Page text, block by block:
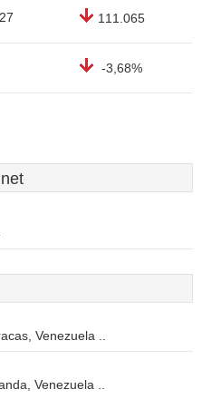
111.065
-3,68%
Venezuela ..
Venezuela ..